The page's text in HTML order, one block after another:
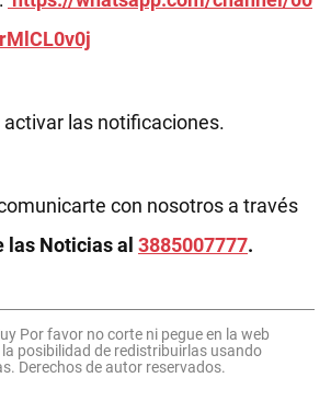
activar las notificaciones.
con nosotros a través
las Noticias al 3885007777.
Por favor no corte ni pegue en la web
posibilidad de redistribuirlas usando
Derechos de autor reservados.